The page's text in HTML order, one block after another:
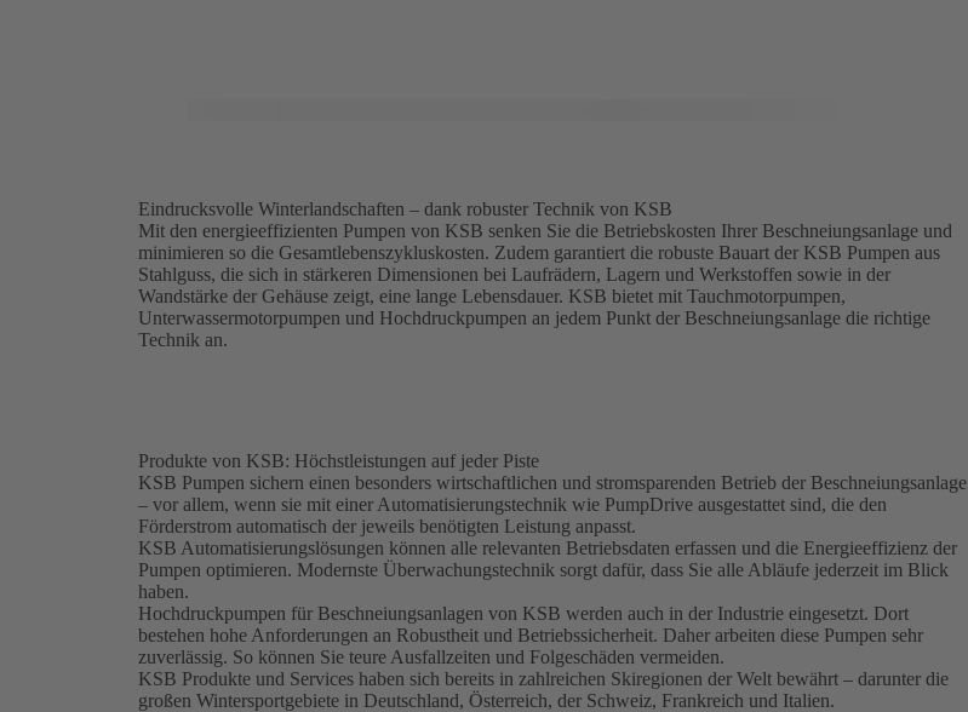
Eindrucksvolle Winterlandschaften – dank robuster Technik von KSB
Mit den energieeffizienten Pumpen von KSB senken Sie die Betriebskosten Ihrer Beschneiungsanlage und
minimieren so die Gesamtlebenszykluskosten. Zudem garantiert die robuste Bauart der KSB Pumpen aus
Stahlguss, die sich in stärkeren Dimensionen bei Laufrädern, Lagern und Werkstoffen sowie in der
Wandstärke der Gehäuse zeigt, eine lange Lebensdauer. KSB bietet mit Tauchmotorpumpen,
Unterwassermotorpumpen und Hochdruckpumpen an jedem Punkt der Beschneiungsanlage die richtige
Technik an.
Produkte von KSB: Höchstleistungen auf jeder Piste
KSB Pumpen sichern einen besonders wirtschaftlichen und stromsparenden Betrieb der Beschneiungsanlage
– vor allem, wenn sie mit einer Automatisierungstechnik wie PumpDrive ausgestattet sind, die den
Förderstrom automatisch der jeweils benötigten Leistung anpasst.
KSB Automatisierungslösungen können alle relevanten Betriebsdaten erfassen und die Energieeffizienz der
Pumpen optimieren. Modernste Überwachungstechnik sorgt dafür, dass Sie alle Abläufe jederzeit im Blick
haben.
Hochdruckpumpen für Beschneiungsanlagen von KSB werden auch in der Industrie eingesetzt. Dort
bestehen hohe Anforderungen an Robustheit und Betriebssicherheit. Daher arbeiten diese Pumpen sehr
zuverlässig. So können Sie teure Ausfallzeiten und Folgeschäden vermeiden.
KSB Produkte und Services haben sich bereits in zahlreichen Skiregionen der Welt bewährt – darunter die
großen Wintersportgebiete in Deutschland, Österreich, der Schweiz, Frankreich und Italien.